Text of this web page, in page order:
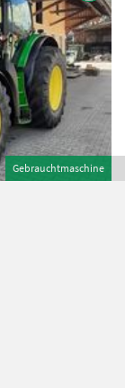
Gebrauchtmaschine